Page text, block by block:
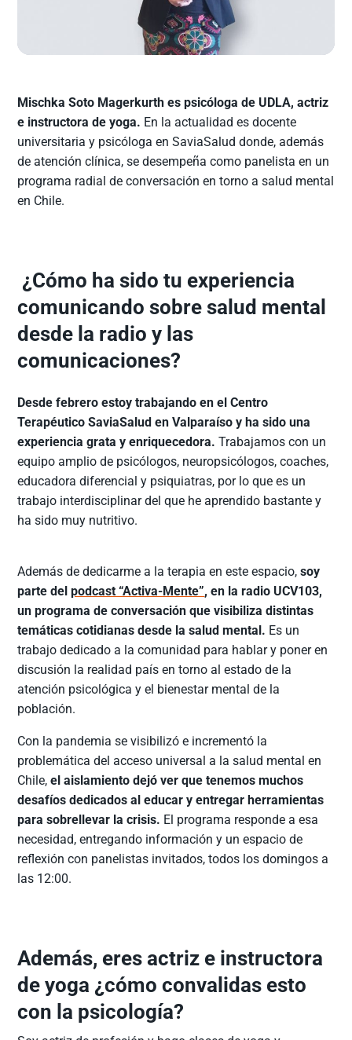
Mischka Soto Magerkurth es psicóloga de UDLA, actriz
e instructora de yoga. En la actualidad es docente
universitaria y psicóloga en SaviaSalud donde, además
de atención clínica, se desempeña como panelista en un
programa radial de conversación en torno a salud mental
en Chile.
¿Cómo ha sido tu experiencia
comunicando sobre salud mental
desde la radio y las
comunicaciones?
Desde febrero estoy trabajando en el Centro
Terapéutico SaviaSalud en Valparaíso y ha sido una
experiencia grata y enriquecedora. Trabajamos con un
equipo amplio de psicólogos, neuropsicólogos, coaches,
educadora diferencial y psiquiatras, por lo que es un
trabajo interdisciplinar del que he aprendido bastante y
ha sido muy nutritivo.
Además de dedicarme a la terapia en este espacio,soy
parte delpodcast “Activa-Mente”, en la radio UCV103,
un programa de conversación que visibiliza distintas
temáticas cotidianas desde la salud mental. Es un
trabajo dedicado a la comunidad para hablar y poner en
discusión la realidad país en torno al estado de la
atención psicológica y el bienestar mental de la
población.
Con la pandemia se visibilizó e incrementó la
problemática del acceso universal a la salud mental en
Chile,el aislamiento dejó ver que tenemos muchos
desafíos dedicados al educar y entregar herramientas
para sobrellevar la crisis. El programa responde a esa
necesidad, entregando información y un espacio de
reflexión con panelistas invitados, todos los domingos a
las 12:00.
Además, eres actriz e instructora
de yoga ¿cómo convalidas esto
con la psicología?